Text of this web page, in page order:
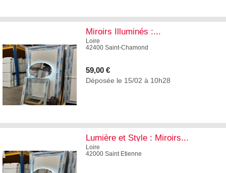
Miroirs Illuminés :...
Loire
42400 Saint-Chamond
59,00 €
Déposée le 15/02 à 10h28
Lumière et Style : Miroirs...
Loire
42000 Saint Etienne